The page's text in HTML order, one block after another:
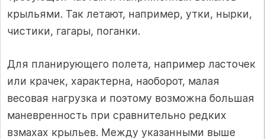
крыльями. Так летают, например, утки, нырки,
чистики, гагары, поганки.
Для планирующего полета, например ласточек
или крачек, характерна, наоборот, малая
весовая нагрузка и поэтому возможна большая
маневренность при сравнительно редких
взмахах крыльев. Между указанными выше